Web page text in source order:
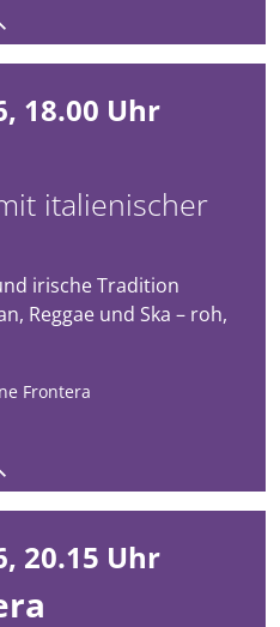
18.00 Uhr
italienischer
irische Tradition
Reggae und Ska – roh,
20.15 Uhr